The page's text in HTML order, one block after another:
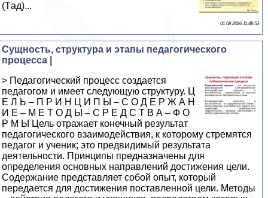
(Tад)...
01 08 2026 11:48:53
Сущность, структура и этапы педагогического
процесса |
> Педагогический процесс создается
педагогом и имеет следующую структуру. Ц
Е Л Ь – П Р И Н Ц И П Ы – С О Д Е Р Ж А Н
И Е – М Е Т О Д Ы – С Р Е Д С Т В А – Ф О
Р М Ы Цель отражает конечный результат
педагогического взаимодействия, к которому стремятся
педагог и ученик; это предвидимый результата
деятельности. Принципы предназначены для
определения основных направлений достижения цели.
Содержание представляет собой опыт, который
передается для достижения поставленной цели. Методы